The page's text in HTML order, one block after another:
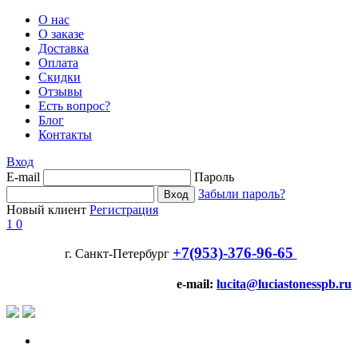
О нас
О заказе
Доставка
Оплата
Скидки
Отзывы
Есть вопрос?
Блог
Контакты
Вход
E-mail
Пароль
Забыли пароль?
Новый клиент Регистрация
1 0
г. Санкт-Петербург +7(953)-376-96-65
e-mail: lucita@luciastonesspb.ru